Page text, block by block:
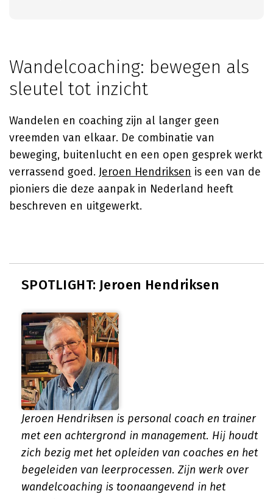
Wandelcoaching: bewegen als
sleutel tot inzicht
Wandelen en coaching zijn al langer geen
vreemden van elkaar. De combinatie van
beweging, buitenlucht en een open gesprek werkt
verrassend goed. Jeroen Hendriksen is een van de
pioniers die deze aanpak in Nederland heeft
beschreven en uitgewerkt.
SPOTLIGHT: Jeroen Hendriksen
Jeroen Hendriksen is personal coach en trainer
met een achtergrond in management. Hij houdt
zich bezig met het opleiden van coaches en het
begeleiden van leerprocessen. Zijn werk over
wandelcoaching is toonaangevend in het